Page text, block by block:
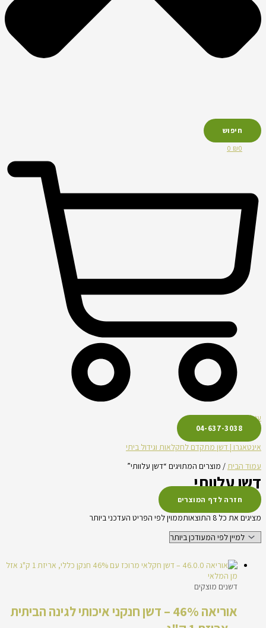
חיפוש
₪0
0
עגלת קניות
04-637-3038
אינטאגרו | דשן מתקדם לחקלאות וגידול ביתי
עמוד הבית/ מוצרים המתויגים “דשן עלוותי”
דשן עלוותי
חזרה לדף המוצרים
מציגים את כל ⁦8⁩ התוצאות ממוין לפי הפריט העדכני ביותר
אזל
מן המלאי
דשנים מוצקים
אוריאה 46% – דשן חנקני איכותי לגינה הביתית